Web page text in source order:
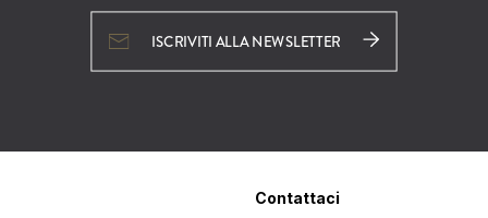
ISCRIVITI ALLA NEWSLETTER
Contattaci